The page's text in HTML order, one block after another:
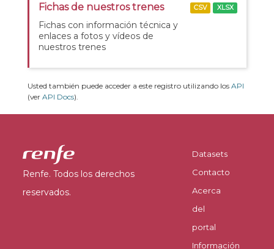
Fichas de nuestros trenes
Fichas con información técnica y
enlaces a fotos y vídeos de
nuestros trenes
CSV XLSX
Usted también puede acceder a este registro utilizando los API
(ver API Docs).
Renfe. Todos los derechos
reservados.
Datasets
Contacto
Acerca
del
portal
Información